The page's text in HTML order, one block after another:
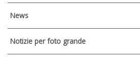
News
Notizie per foto grande